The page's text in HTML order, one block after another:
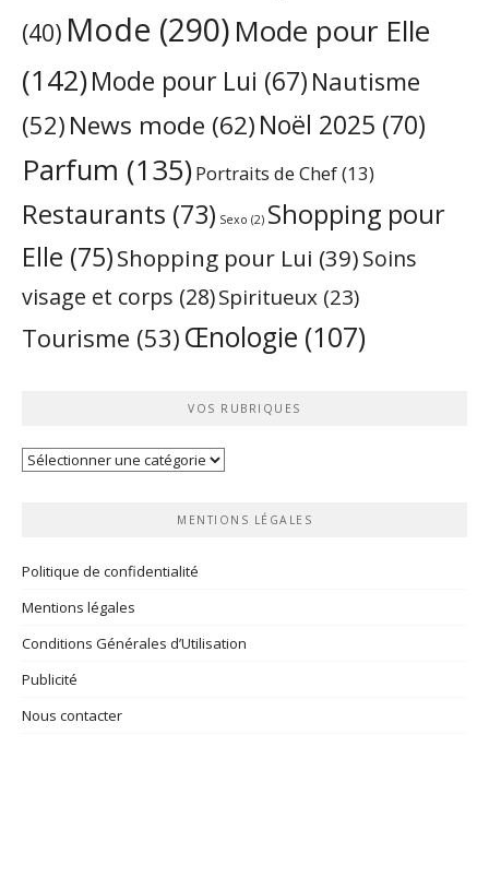
(40) Mode (290)Mode pour Elle
(142)Mode pour Lui (67) Nautisme
(52) News mode (62)Noël 2025 (70)
Parfum (135)Portraits de Chef(13)
Restaurants (73) Sexo (2) Shopping pour
Elle (75)Shopping pour Lui (39)Soins
visage et corps (28)Spiritueux (23)
Tourisme (53) Œnologie (107)
VOS RUBRIQUES
Vos
MENTIONS LÉGALES
Politique de confidentialité
Mentions légales
Conditions Générales d’Utilisation
Publicité
Nous contacter